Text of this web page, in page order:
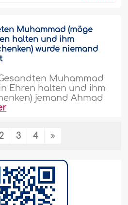
Muhammad (möge
halten und ihm
wurde niemand
Muhammad
Ehren halten und ihm
jemand Ahmad
des Gesandten und der
Herzen am nächsten
des
2 3 4